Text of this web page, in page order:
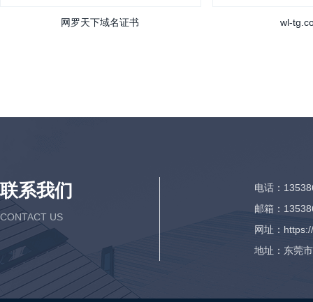
网罗天下域名证书 wl-
联系我们
CONTACT US
电话：
邮箱：
网址：
地址：东莞